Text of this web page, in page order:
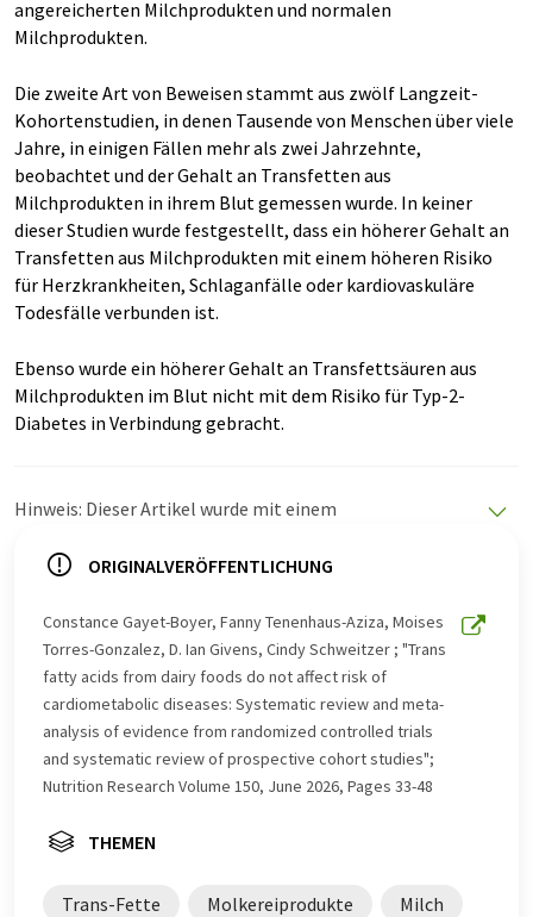
angereicherten Milchprodukten und normalen
Milchprodukten.
Die zweite Art von Beweisen stammt aus zwölf Langzeit-
Kohortenstudien, in denen Tausende von Menschen über viele
Jahre, in einigen Fällen mehr als zwei Jahrzehnte,
beobachtet und der Gehalt an Transfetten aus
Milchprodukten in ihrem Blut gemessen wurde. In keiner
dieser Studien wurde festgestellt, dass ein höherer Gehalt an
Transfetten aus Milchprodukten mit einem höheren Risiko
für Herzkrankheiten, Schlaganfälle oder kardiovaskuläre
Todesfälle verbunden ist.
Ebenso wurde ein höherer Gehalt an Transfettsäuren aus
Milchprodukten im Blut nicht mit dem Risiko für Typ-2-
Diabetes in Verbindung gebracht.
Hinweis: Dieser Artikel wurde mit einem
LUMITOS bietet diese automatischen Übersetzungen
Nachrichten zu präsentieren. Da dieser Artikel mit
automatischer Übersetzung übersetzt wurde, ist es
möglich, dass er Fehler im Vokabular, in der Syntax oder
in der Grammatik enthält. Den ursprünglichen Artikel in
Englisch finden Siehier.
ORIGINALVERÖFFENTLICHUNG
Constance Gayet-Boyer, Fanny Tenenhaus-Aziza, Moises
Torres-Gonzalez, D. Ian Givens, Cindy Schweitzer ; "Trans
fatty acids from dairy foods do not affect risk of
cardiometabolic diseases: Systematic review and meta-
analysis of evidence from randomized controlled trials
and systematic review of prospective cohort studies";
Nutrition Research Volume 150, June 2026, Pages 33-48
THEMEN
Trans-Fette Molkereiprodukte Milch